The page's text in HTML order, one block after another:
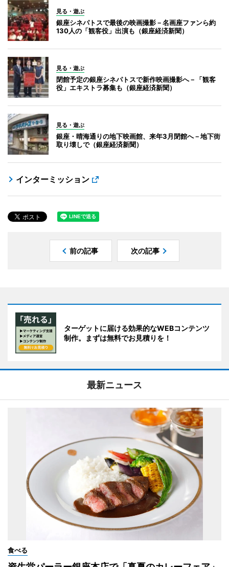
見る・遊ぶ
銀座シネパトスで最後の映画撮影－名画座ファンら約
130人の「観客役」出演も（銀座経済新聞）
見る・遊ぶ
閉館予定の銀座シネパトスで新作映画撮影へ－「観客
役」エキストラ募集も（銀座経済新聞）
見る・遊ぶ
銀座・晴海通りの地下映画館、来年3月閉館へ－地下街
取り壊しで（銀座経済新聞）
インターミッション
前の記事 次の記事
ターゲットに届ける効果的なWEBコンテンツ
制作。まずは無料でお見積りを！
最新ニュース
食べる